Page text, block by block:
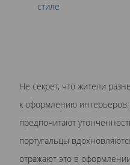
стиле
Не секрет, что жители
к оформлению
предпочитают
португальцы
отражают это в